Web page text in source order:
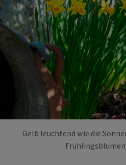
Gelb leuchtend wie die